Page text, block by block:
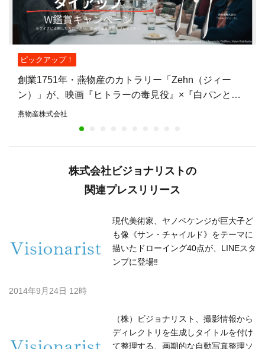
ピックアップ！
創業1751年・燕物産のカトラリー「Zehn（ジィー
ン）」が、映画『ヒトラーの毒見役』×『白パンと独
裁者』W鑑賞キャンペーンの賞品に——燕物産初の映
燕物産株式会社
株式会社ビジョナリストの
関連プレスリリース
現代美術家、ヤノベケンジが巨大子ど
も像《サン・チャイルド》をテーマに
描いたドローイング40点が、LINEスタ
ンプに登場‼
2014年9月24日 12時
（株）ビジョナリスト、撮影情報から
ディレクトリを生成しタイトルを付け
て整理する、画期的な自動写真整理ソ